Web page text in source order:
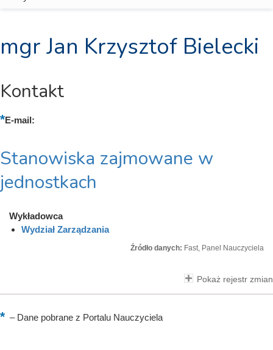
mgr Jan Krzysztof Bielecki
Kontakt
E-mail:
Stanowiska zajmowane w
jednostkach
Wykładowca
Wydział Zarządzania
Źródło danych: Fast, Panel Nauczyciela
Pokaż rejestr zmian
–Dane pobrane z Portalu Nauczyciela